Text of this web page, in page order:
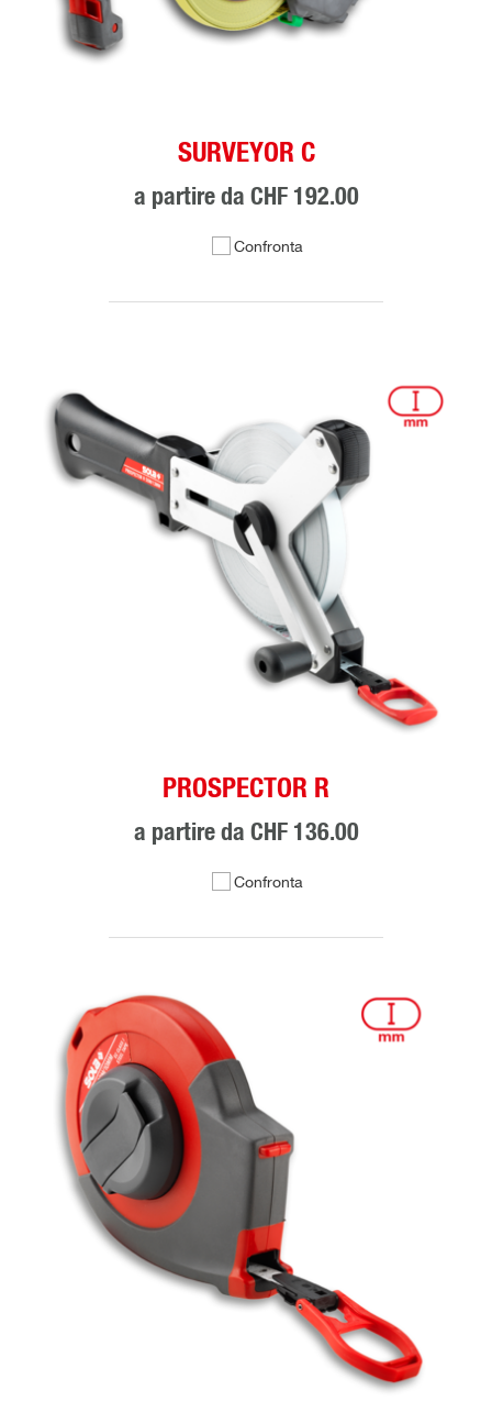
SURVEYOR C
a partire da CHF 192.00
Confronta
PROSPECTOR R
a partire da CHF 136.00
Confronta